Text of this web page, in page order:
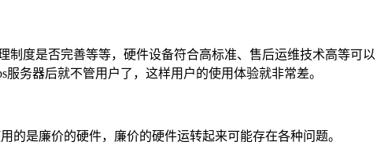
度是否完善等等，硬件设备符合高标准、售后运维技术高等可以
务器后就不管用户了，这样用户的使用体验就非常差。
的是廉价的硬件，廉价的硬件运转起来可能存在各种问题。